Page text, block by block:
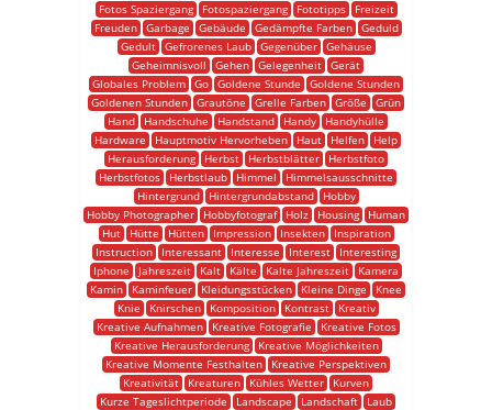
Fotos Spaziergang
Fotospaziergang Fototipps
Freizeit
Freuden
Garbage Gebäude Gedämpfte Farben
Geduld
Gedult
Gefrorenes Laub Gegenüber
Gehäuse
Geheimnisvoll
Gehen Gelegenheit Gerät
Globales Problem Go Goldene Stunde
Goldene Stunden
Goldenen Stunden Grautöne Grelle Farben Größe
Grün
Hand
Handschuhe Handstand Handy
Handyhülle
Hardware
Hauptmotiv Hervorheben Haut Helfen
Help
Herausforderung
Herbst Herbstblätter
Herbstfoto
Herbstfotos
Herbstlaub Himmel
Himmelsausschnitte
Hintergrund
Hintergrundabstand
Hobby
Hobby Photographer
Hobbyfotograf Holz Housing
Human
Hut
Hütte Hütten Impression Insekten
Inspiration
Instruction
Interessant Interesse Interest
Interesting
Iphone
Jahreszeit Kalt Kälte Kalte Jahreszeit
Kamera
Kamin
Kaminfeuer Kleidungsstücken Kleine Dinge
Knee
Knie
Knirschen Komposition Kontrast
Kreativ
Kreative Aufnahmen
Kreative Fotografie
Kreative Fotos
Kreative Herausforderung
Kreative Möglichkeiten
Kreative Momente Festhalten
Kreative Perspektiven
Kreativität
Kreaturen Kühles Wetter
Kurven
Kurze Tageslichtperiode
Landscape Landschaft
Laub